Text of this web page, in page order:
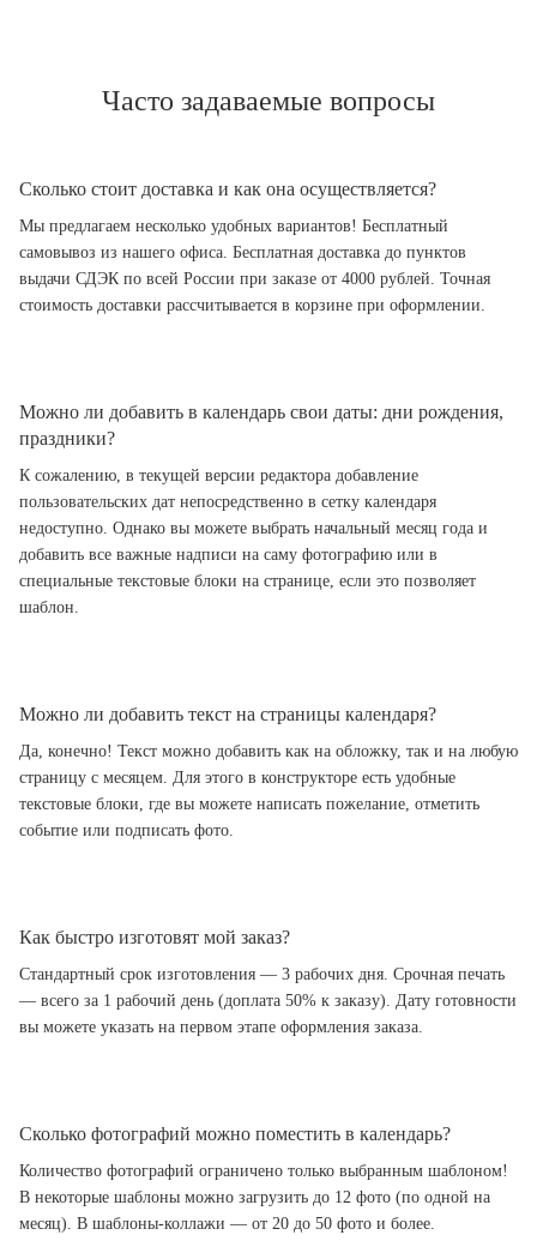
Часто задаваемые вопросы
Сколько стоит доставка и как она осуществляется?
Мы предлагаем несколько удобных вариантов! Бесплатный
самовывоз из нашего офиса. Бесплатная доставка до пунктов
выдачи СДЭК по всей России при заказе от 4000 рублей. Точная
стоимость доставки рассчитывается в корзине при оформлении.
Можно ли добавить в календарь свои даты: дни рождения,
праздники?
К сожалению, в текущей версии редактора добавление
пользовательских дат непосредственно в сетку календаря
недоступно. Однако вы можете выбрать начальный месяц года и
добавить все важные надписи на саму фотографию или в
специальные текстовые блоки на странице, если это позволяет
шаблон.
Можно ли добавить текст на страницы календаря?
Да, конечно! Текст можно добавить как на обложку, так и на любую
страницу с месяцем. Для этого в конструкторе есть удобные
текстовые блоки, где вы можете написать пожелание, отметить
событие или подписать фото.
Как быстро изготовят мой заказ?
Стандартный срок изготовления — 3 рабочих дня. Срочная печать
— всего за 1 рабочий день (доплата 50% к заказу). Дату готовности
вы можете указать на первом этапе оформления заказа.
Сколько фотографий можно поместить в календарь?
Количество фотографий ограничено только выбранным шаблоном!
В некоторые шаблоны можно загрузить до 12 фото (по одной на
месяц). В шаблоны-коллажи — от 20 до 50 фото и более.